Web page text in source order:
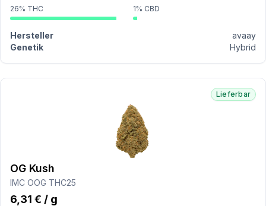
26% THC 1% CBD
Hersteller
avaay
Genetik
Hybrid
Lieferbar
OG Kush
IMC OOG THC25
6,31 € / g